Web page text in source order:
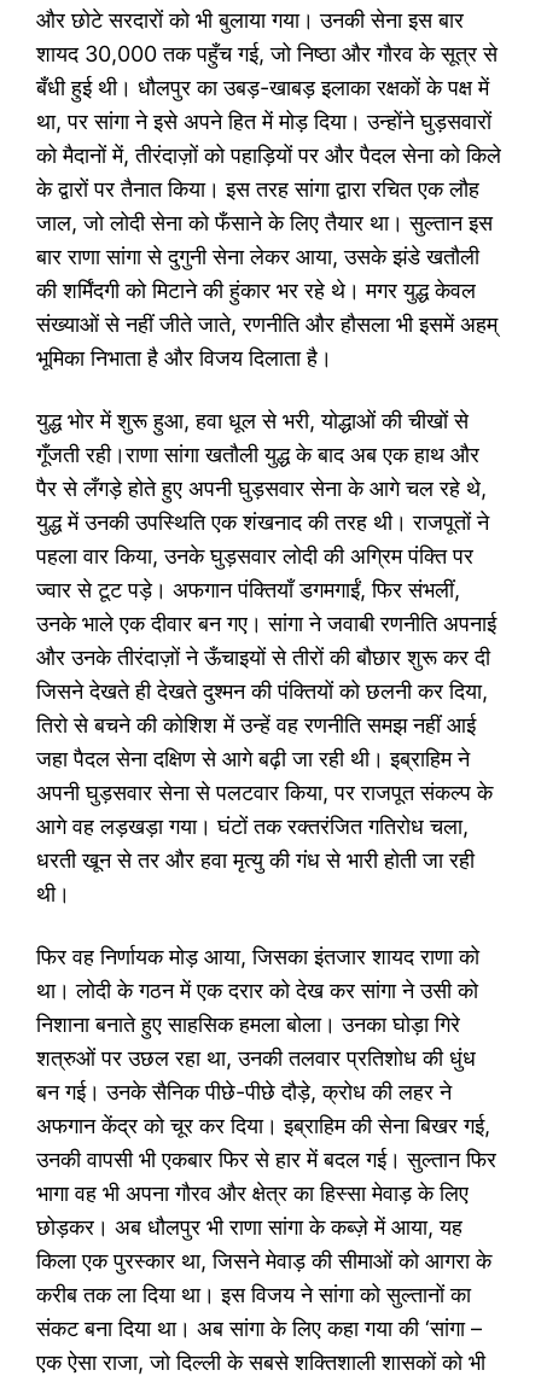
और छोटे सरदारों को भी बुलाया गया। उनकी सेना इस बार
शायद 30,000 तक पहुँच गई, जो निष्ठा और गौरव के सूत्र से
बँधी हुई थी। धौलपुर का उबड़-खाबड़ इलाका रक्षकों के पक्ष में
था, पर सांगा ने इसे अपने हित में मोड़ दिया। उन्होंने घुड़सवारों
को मैदानों में, तीरंदाज़ों को पहाड़ियों पर और पैदल सेना को किले
के द्वारों पर तैनात किया। इस तरह सांगा द्वारा रचित एक लौह
जाल, जो लोदी सेना को फँसाने के लिए तैयार था। सुल्तान इस
बार राणा सांगा से दुगुनी सेना लेकर आया, उसके झंडे खतौली
की शर्मिंदगी को मिटाने की हुंकार भर रहे थे। मगर युद्ध केवल
संख्याओं से नहीं जीते जाते, रणनीति और हौसला भी इसमें अहम्
भूमिका निभाता है और विजय दिलाता है।
युद्ध भोर में शुरू हुआ, हवा धूल से भरी, योद्धाओं की चीखों से
गूँजती रही।राणा सांगा खतौली युद्ध के बाद अब एक हाथ और
पैर से लँगड़े होते हुए अपनी घुड़सवार सेना के आगे चल रहे थे,
युद्ध में उनकी उपस्थिति एक शंखनाद की तरह थी। राजपूतों ने
पहला वार किया, उनके घुड़सवार लोदी की अग्रिम पंक्ति पर
ज्वार से टूट पड़े। अफगान पंक्तियाँ डगमगाईं, फिर संभलीं,
उनके भाले एक दीवार बन गए। सांगा ने जवाबी रणनीति अपनाई
और उनके तीरंदाज़ों ने ऊँचाइयों से तीरों की बौछार शुरू कर दी
जिसने देखते ही देखते दुश्मन की पंक्तियों को छलनी कर दिया,
तिरो से बचने की कोशिश में उन्हें वह रणनीति समझ नहीं आई
जहा पैदल सेना दक्षिण से आगे बढ़ी जा रही थी। इब्राहिम ने
अपनी घुड़सवार सेना से पलटवार किया, पर राजपूत संकल्प के
आगे वह लड़खड़ा गया। घंटों तक रक्तरंजित गतिरोध चला,
धरती खून से तर और हवा मृत्यु की गंध से भारी होती जा रही
थी।
फिर वह निर्णायक मोड़ आया, जिसका इंतजार शायद राणा को
था। लोदी के गठन में एक दरार को देख कर सांगा ने उसी को
निशाना बनाते हुए साहसिक हमला बोला। उनका घोड़ा गिरे
शत्रुओं पर उछल रहा था, उनकी तलवार प्रतिशोध की धुंध
बन गई। उनके सैनिक पीछे-पीछे दौड़े, क्रोध की लहर ने
अफगान केंद्र को चूर कर दिया। इब्राहिम की सेना बिखर गई,
उनकी वापसी भी एकबार फिर से हार में बदल गई। सुल्तान फिर
भागा वह भी अपना गौरव और क्षेत्र का हिस्सा मेवाड़ के लिए
छोड़कर। अब धौलपुर भी राणा सांगा के कब्ज़े में आया, यह
किला एक पुरस्कार था, जिसने मेवाड़ की सीमाओं को आगरा के
करीब तक ला दिया था। इस विजय ने सांगा को सुल्तानों का
संकट बना दिया था। अब सांगा के लिए कहा गया की ‘सांगा –
एक ऐसा राजा, जो दिल्ली के सबसे शक्तिशाली शासकों को भी